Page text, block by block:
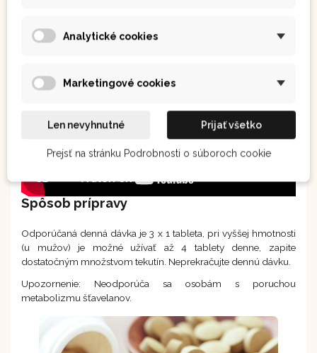
Spôsob prípravy
Odporúčaná denná dávka je 3 x 1 tableta, pri vyššej hmotnosti
(u mužov) je možné užívať až 4 tablety denne, zapite
dostatočným množstvom tekutín. Neprekračujte dennú dávku.
Upozornenie: Neodporúča sa osobám s poruchou
metabolizmu šťavelanov.
Analytické cookies
Marketingové cookies
Len nevyhnutné Prijať všetko
Prejsť na stránku Podrobnosti o súboroch cookie